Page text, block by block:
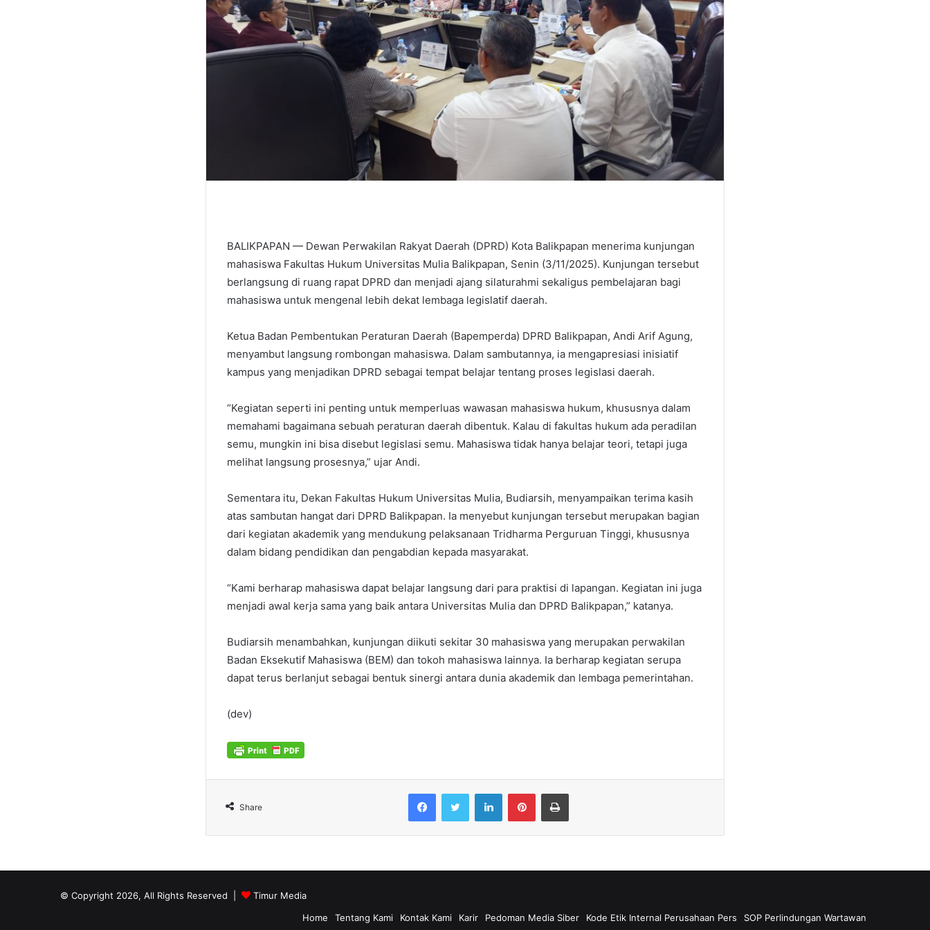
BALIKPAPAN — Dewan Perwakilan Rakyat Daerah (DPRD) Kota Balikpapan menerima kunjungan
mahasiswa Fakultas Hukum Universitas Mulia Balikpapan, Senin (3/11/2025). Kunjungan tersebut
berlangsung di ruang rapat DPRD dan menjadi ajang silaturahmi sekaligus pembelajaran bagi
mahasiswa untuk mengenal lebih dekat lembaga legislatif daerah.
Ketua Badan Pembentukan Peraturan Daerah (Bapemperda) DPRD Balikpapan, Andi Arif Agung,
menyambut langsung rombongan mahasiswa. Dalam sambutannya, ia mengapresiasi inisiatif
kampus yang menjadikan DPRD sebagai tempat belajar tentang proses legislasi daerah.
“Kegiatan seperti ini penting untuk memperluas wawasan mahasiswa hukum, khususnya dalam
memahami bagaimana sebuah peraturan daerah dibentuk. Kalau di fakultas hukum ada peradilan
semu, mungkin ini bisa disebut legislasi semu. Mahasiswa tidak hanya belajar teori, tetapi juga
melihat langsung prosesnya,” ujar Andi.
Sementara itu, Dekan Fakultas Hukum Universitas Mulia, Budiarsih, menyampaikan terima kasih
atas sambutan hangat dari DPRD Balikpapan. Ia menyebut kunjungan tersebut merupakan bagian
dari kegiatan akademik yang mendukung pelaksanaan Tridharma Perguruan Tinggi, khususnya
dalam bidang pendidikan dan pengabdian kepada masyarakat.
“Kami berharap mahasiswa dapat belajar langsung dari para praktisi di lapangan. Kegiatan ini juga
menjadi awal kerja sama yang baik antara Universitas Mulia dan DPRD Balikpapan,” katanya.
Budiarsih menambahkan, kunjungan diikuti sekitar 30 mahasiswa yang merupakan perwakilan
Badan Eksekutif Mahasiswa (BEM) dan tokoh mahasiswa lainnya. Ia berharap kegiatan serupa
dapat terus berlanjut sebagai bentuk sinergi antara dunia akademik dan lembaga pemerintahan.
(dev)
Share
FacebookTwitter LinkedInPinterestPrint
© Copyright 2026, All Rights Reserved |
Timur Media
Home
Tentang Kami Kontak Kami Karir Pedoman Media Siber Kode Etik Internal Perusahaan Pers SOP Perlindungan Wartawan